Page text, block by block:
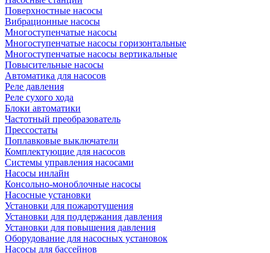
Поверхностные насосы
Вибрационные насосы
Многоступенчатые насосы
Многоступенчатые насосы горизонтальные
Многоступенчатые насосы вертикальные
Повысительные насосы
Автоматика для насосов
Реле давления
Реле сухого хода
Блоки автоматики
Частотный преобразователь
Прессостаты
Поплавковые выключатели
Комплектующие для насосов
Системы управления насосами
Насосы инлайн
Консольно-моноблочные насосы
Насосные установки
Установки для пожаротушения
Установки для поддержания давления
Установки для повышения давления
Оборудование для насосных установок
Насосы для бассейнов